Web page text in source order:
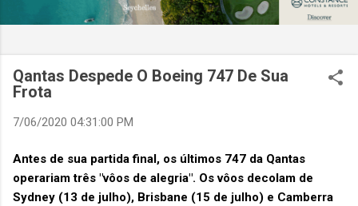
desse importante estudo de referência à indústria. (© SITA)
custa ao setor US$ 6,3 bilhões anualmente. Cada mala
extraviada acarreta um custo médio de US$ 260. Com um
extraviada anula o lucro de mais de 30 assentos vendidos, e
Qantas Despede O Boeing 747 De Sua
Frota
7/06/2020 04:31:00 PM
Antes de sua partida final, os últimos 747 da Qantas
operariam três "vôos de alegria". Os vôos decolam de
Sydney (13 de julho), Brisbane (15 de julho) e Camberra